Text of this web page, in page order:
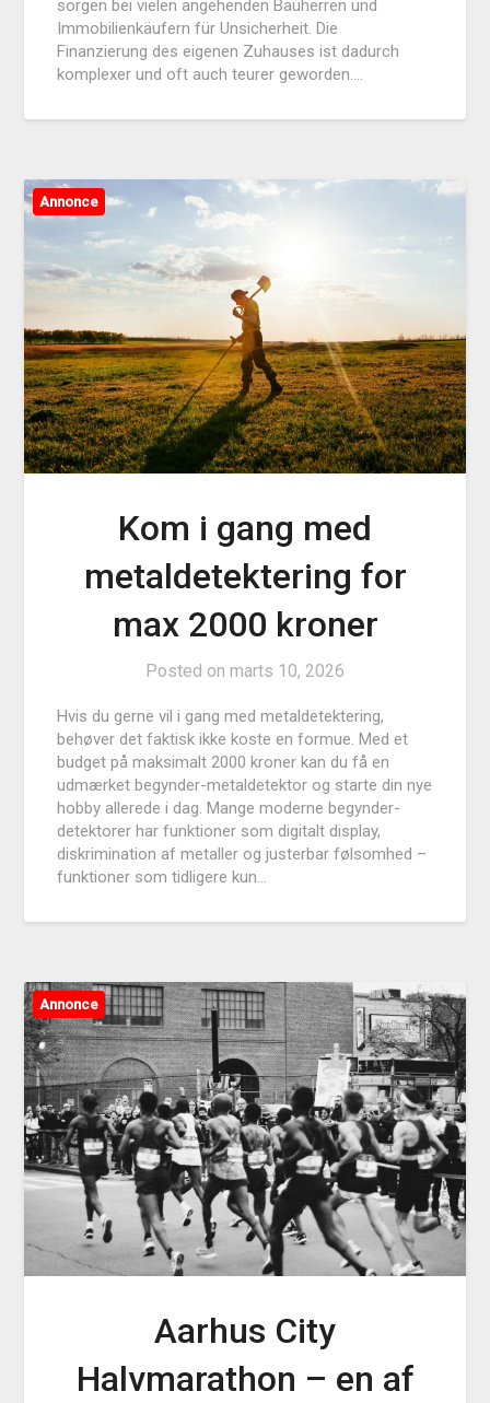
sorgen bei vielen angehenden Bauherren und
Immobilienkäufern für Unsicherheit. Die
Finanzierung des eigenen Zuhauses ist dadurch
komplexer und oft auch teurer geworden….
Annonce
Kom i gang med
metaldetektering for
max 2000 kroner
Posted on marts 10, 2026
Hvis du gerne vil i gang med metaldetektering,
behøver det faktisk ikke koste en formue. Med et
budget på maksimalt 2000 kroner kan du få en
udmærket begynder-metaldetektor og starte din nye
hobby allerede i dag. Mange moderne begynder-
detektorer har funktioner som digitalt display,
diskrimination af metaller og justerbar følsomhed –
funktioner som tidligere kun…
Annonce
Aarhus City
Halvmarathon – en af